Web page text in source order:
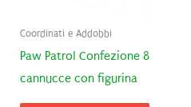
Coordinati e Addobbi
Paw Patrol Confezione 8
cannucce con figurina